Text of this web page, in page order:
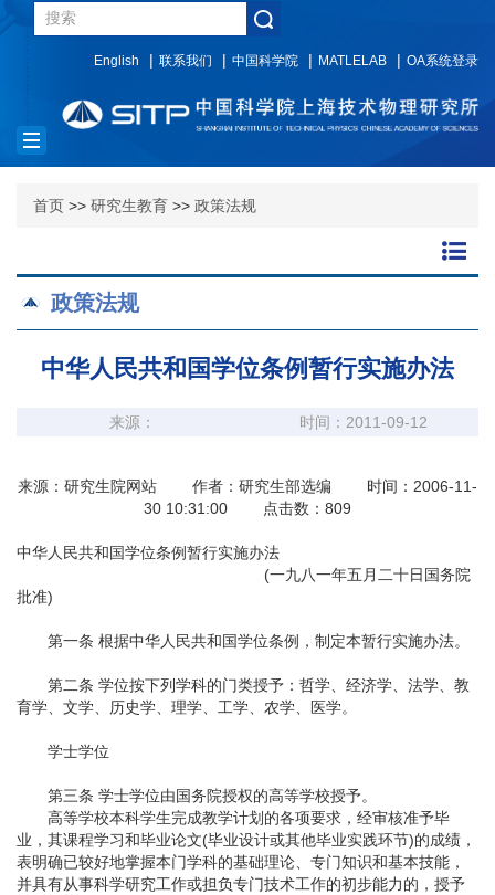
English 联系我们 中国科学院 MATLELAB OA系统登录
Toggle
navigation
首页 >> 研究生教育 >> 政策法规
政策法规
中华人民共和国学位条例暂行实施办法
来源： 时间：2011-09-12
来源：研究生院网站 作者：研究生部选编 时间：2006-11-
30 10:31:00 点击数：809
中华人民共和国学位条例暂行实施办法
(一九八一年五月二十日国务院
批准)
第一条 根据中华人民共和国学位条例，制定本暂行实施办法。
第二条 学位按下列学科的门类授予：哲学、经济学、法学、教
育学、文学、历史学、理学、工学、农学、医学。
学士学位
第三条 学士学位由国务院授权的高等学校授予。
高等学校本科学生完成教学计划的各项要求，经审核准予毕
业，其课程学习和毕业论文(毕业设计或其他毕业实践环节)的成绩，
表明确已较好地掌握本门学科的基础理论、专门知识和基本技能，
并具有从事科学研究工作或担负专门技术工作的初步能力的，授予